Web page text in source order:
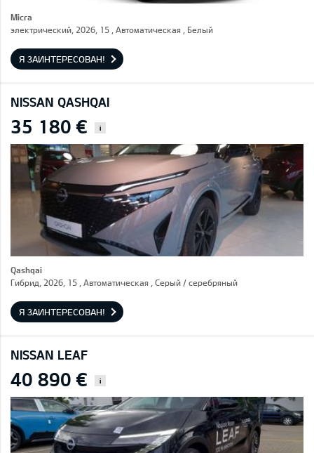
Micra
электрический, 2026, 15 , Автоматическая , Белый
Я ЗАИНТЕРЕСОВАН!
NISSAN QASHQAI
35 180 € i
Qashqai
Гибрид, 2026, 15 , Автоматическая , Серый / cеребряный
Я ЗАИНТЕРЕСОВАН!
NISSAN LEAF
40 890 € i